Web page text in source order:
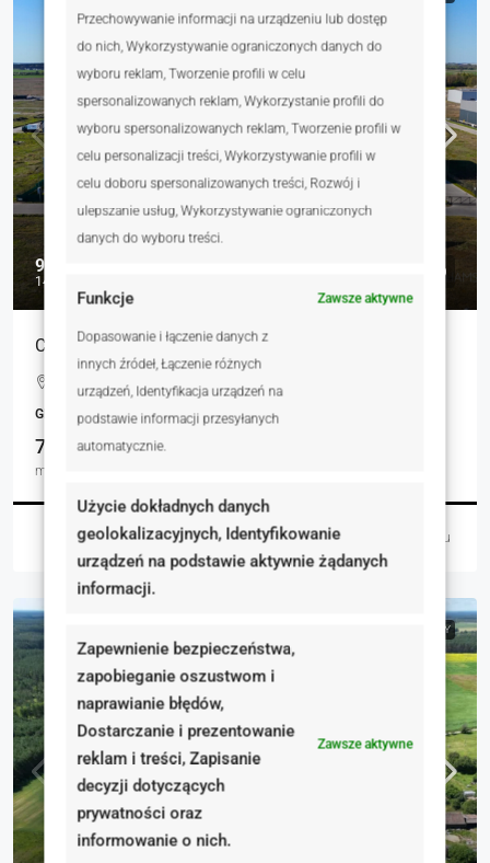
Przechowywanie informacji na urządzeniu lub dostęp
do nich, Wykorzystywanie ograniczonych danych do
wyboru reklam, Tworzenie profili w celu
spersonalizowanych reklam, Wykorzystanie profili do
wyboru spersonalizowanych reklam, Tworzenie profili w
celu personalizacji treści, Wykorzystywanie profili w
celu doboru spersonalizowanych treści, Rozwój i
ulepszanie usług, Wykorzystywanie ograniczonych
danych do wyboru treści.
Funkcje Zawsze aktywne
Dopasowanie i łączenie danych z
innych źródeł, Łączenie różnych
urządzeń, Identyfikacja urządzeń na
podstawie informacji przesyłanych
automatycznie.
Użycie dokładnych danych
geolokalizacyjnych, Identyfikowanie
urządzeń na podstawie aktywnie żądanych
informacji.
Zapewnienie bezpieczeństwa,
zapobieganie oszustwom i
naprawianie błędów,
Dostarczanie i prezentowanie
reklam i treści, Zapisanie
decyzji dotyczących
prywatności oraz
informowanie o nich.
Zawsze aktywne
998 000 zł
142 zł
Cena brutto, FV. Działka usługowa Poznań Zach.
Więckowice, Polska
GRUNTY
7032.00
m²
Martyna Wasiak 3 dni temu
RYNEK PIERWOTNY